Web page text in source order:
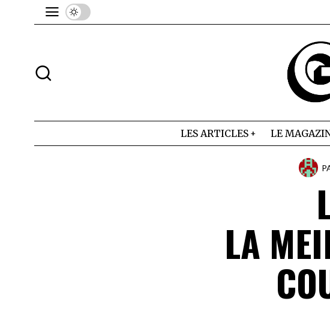
LES ARTICLES LE
LA